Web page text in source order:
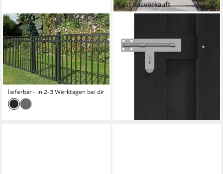
ALBERTS
Zauneinzeltür Circle, Breite:
96,5 cm, Höhe: 100 und 120
cm, versch. Farben
ab 470,35 € UVP529,00 €
-11%
lieferbar - in 2-3 Werktagen bei dir
Fast ausverkauft
Gartentor Gartentor 100 x
180 cm WPC und Aluminium
ab 174,99 €